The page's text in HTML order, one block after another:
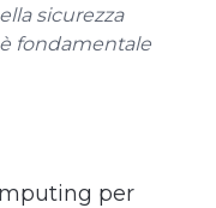
sicurezza
fondamentale
per